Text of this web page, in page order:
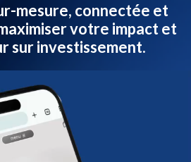
mesure, connectée et
votre impact et
sur investissement.